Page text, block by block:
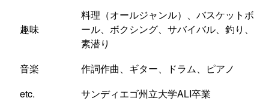
趣味
料理（オールジャンル）、バスケットボ
ール、ボクシング、サバイバル、釣り、
素潜り
音楽
作詞作曲、ギター、ドラム、ピアノ
etc.
サンディエゴ州立大学ALI卒業